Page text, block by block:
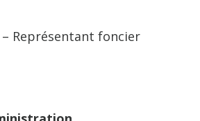
Représentant foncier